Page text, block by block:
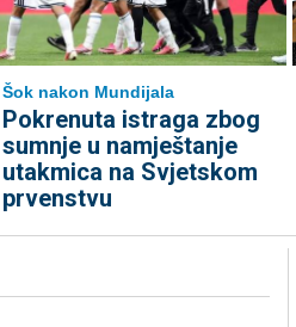
Šok nakon Mundijala
Pokrenuta istraga zbog
sumnje u namještanje
utakmica na Svjetskom
prvenstvu